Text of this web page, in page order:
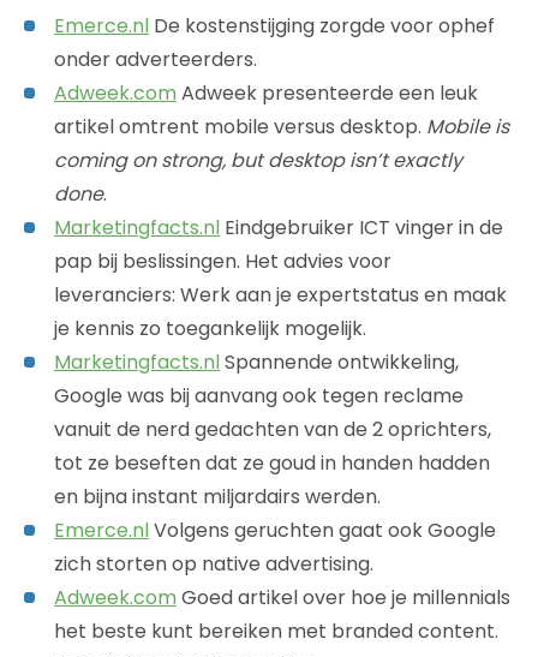
Emerce.nl De kostenstijging zorgde voor ophef
onder adverteerders.
Adweek.com Adweek presenteerde een leuk
artikel omtrent mobile versus desktop. Mobile is
coming on strong, but desktop isn’t exactly
done.
Marketingfacts.nl Eindgebruiker ICT vinger in de
pap bij beslissingen. Het advies voor
leveranciers: Werk aan je expertstatus en maak
je kennis zo toegankelijk mogelijk.
Marketingfacts.nlSpannende ontwikkeling,
Google was bij aanvang ook tegen reclame
vanuit de nerd gedachten van de 2 oprichters,
tot ze beseften dat ze goud in handen hadden
en bijna instant miljardairs werden.
Emerce.nlVolgens geruchten gaat ook Google
zich storten op native advertising.
Adweek.com Goed artikel over hoe je millennials
het beste kunt bereiken met branded content.